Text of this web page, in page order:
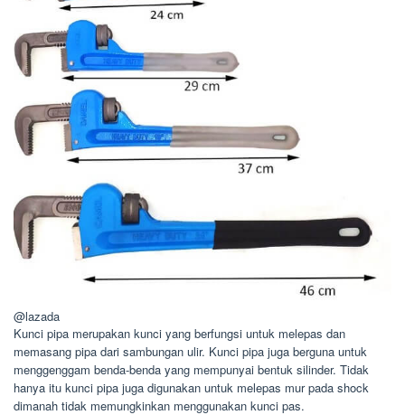
@lazada
Kunci pipa merupakan kunci yang berfungsi untuk melepas dan
memasang pipa dari sambungan ulir. Kunci pipa juga berguna untuk
menggenggam benda-benda yang mempunyai bentuk silinder. Tidak
hanya itu kunci pipa juga digunakan untuk melepas mur pada shock
dimanah tidak memungkinkan menggunakan kunci pas.